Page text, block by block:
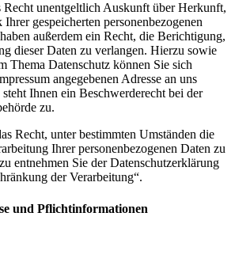
Recht unentgeltlich Auskunft über Herkunft,
gespeicherten personenbezogenen
außerdem ein Recht, die Berichtigung,
dieser Daten zu verlangen. Hierzu sowie
Thema Datenschutz können Sie sich
angegebenen Adresse an uns
Ihnen ein Beschwerderecht bei der
zu.
Recht, unter bestimmten Umständen die
Ihrer personenbezogenen Daten zu
entnehmen Sie der Datenschutzerklärung
der Verarbeitung“.
und Pflichtinformationen